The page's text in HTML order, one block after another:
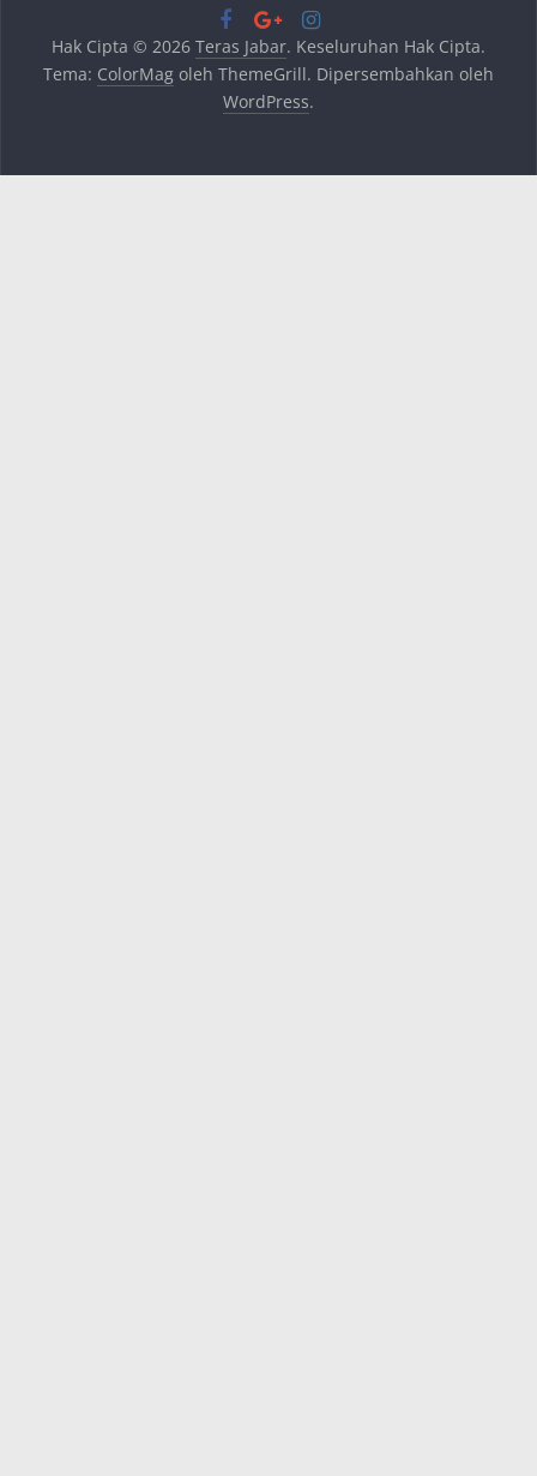
Hak Cipta © 2026 Teras Jabar. Keseluruhan Hak Cipta.
Tema: ColorMagoleh ThemeGrill. Dipersembahkan oleh
WordPress.